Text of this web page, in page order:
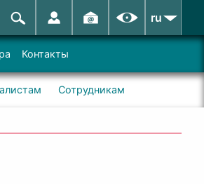
ru
Контакты
Сотрудникам